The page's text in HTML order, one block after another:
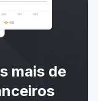
mais de